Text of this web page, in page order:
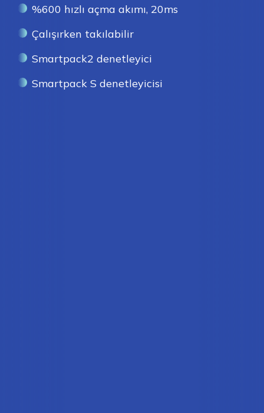
%600 hızlı açma akımı, 20ms
Çalışırken takılabilir
Smartpack2 denetleyici
Smartpack S denetleyicisi